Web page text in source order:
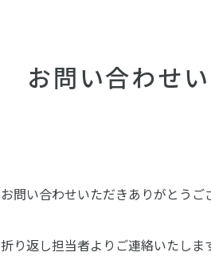
お問い合わせ
お問い合わせいただきありがとうご
折り返し担当者よりご連絡いたしま